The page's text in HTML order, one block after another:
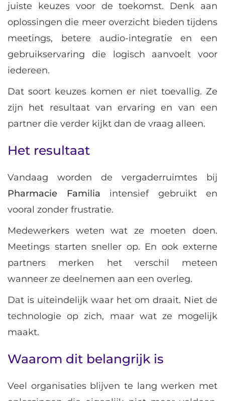
juiste keuzes voor de toekomst. Denk aan
oplossingen die meer overzicht bieden tijdens
meetings, betere audio-integratie en een
gebruikservaring die logisch aanvoelt voor
iedereen.
Dat soort keuzes komen er niet toevallig. Ze
zijn het resultaat van ervaring en van een
partner die verder kijkt dan de vraag alleen.
Het resultaat
Vandaag worden de vergaderruimtes bij
Pharmacie Familia intensief gebruikt en
vooral zonder frustratie.
Medewerkers weten wat ze moeten doen.
Meetings starten sneller op. En ook externe
partners merken het verschil meteen
wanneer ze deelnemen aan een overleg.
Dat is uiteindelijk waar het om draait. Niet de
technologie op zich, maar wat ze mogelijk
maakt.
Waarom dit belangrijk is
Veel organisaties blijven te lang werken met